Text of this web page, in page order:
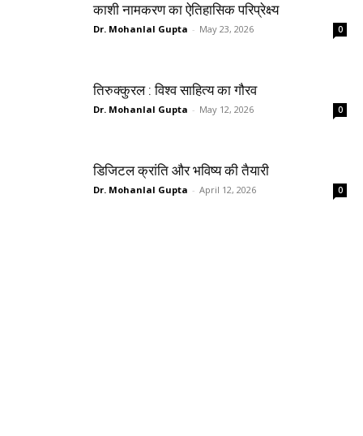
काशी नामकरण का ऐतिहासिक परिप्रेक्ष्य
Dr. Mohanlal Gupta - May 23, 2026 0
तिरुक्कुरल : विश्व साहित्य का गौरव
Dr. Mohanlal Gupta - May 12, 2026 0
डिजिटल क्रांति और भविष्य की तैयारी
Dr. Mohanlal Gupta - April 12, 2026 0